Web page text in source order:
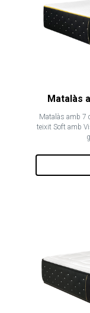
Matalàs
Matalàs amb 7
teixit Soft amb